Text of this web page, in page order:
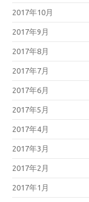
2017年10月
2017年9月
2017年8月
2017年7月
2017年6月
2017年5月
2017年4月
2017年3月
2017年2月
2017年1月